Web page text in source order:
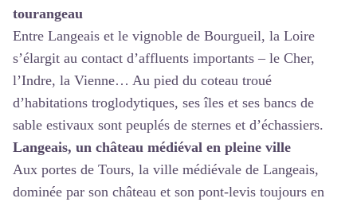
tourangeau
Entre Langeais et le vignoble de Bourgueil, la Loire
s’élargit au contact d’affluents importants – le Cher,
l’Indre, la Vienne… Au pied du coteau troué
d’habitations troglodytiques, ses îles et ses bancs de
sable estivaux sont peuplés de sternes et d’échassiers.
Langeais, un château médiéval en pleine ville
Aux portes de Tours, la ville médiévale de Langeais,
dominée par son château et son pont-levis toujours en